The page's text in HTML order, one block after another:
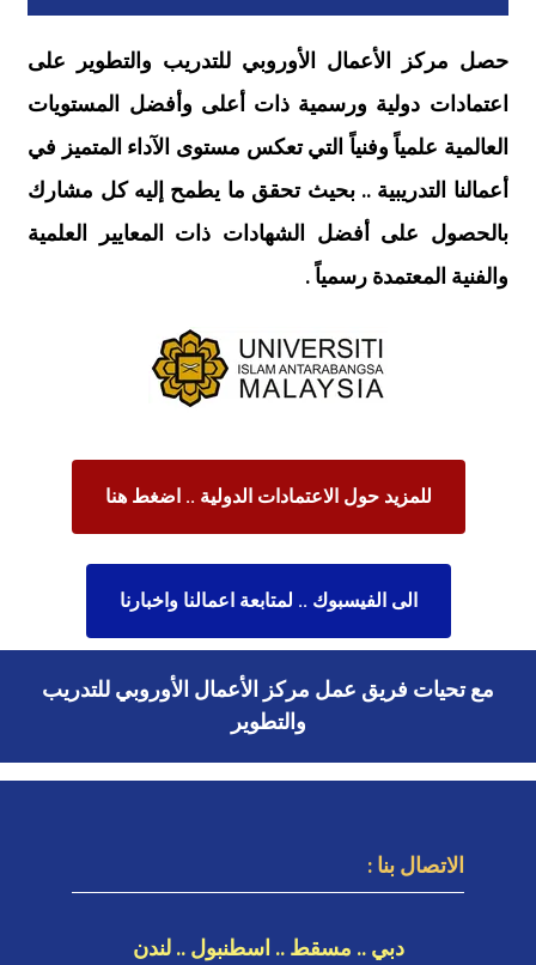
حصل مركز الأعمال الأوروبي للتدريب والتطوير على
اعتمادات دولية ورسمية ذات أعلى وأفضل المستويات
العالمية علمياً وفنياً التي تعكس مستوى الآداء المتميز في
أعمالنا التدريبية .. بحيث تحقق ما يطمح إليه كل مشارك
بالحصول على أفضل الشهادات ذات المعايير العلمية
والفنية المعتمدة رسمياً .
للمزيد حول الاعتمادات الدولية .. اضغط هنا
الى الفيسبوك .. لمتابعة اعمالنا واخبارنا
مع تحيات فريق عمل مركز الأعمال الأوروبي للتدريب
والتطوير
الاتصال بنا :
دبي .. مسقط .. اسطنبول .. لندن